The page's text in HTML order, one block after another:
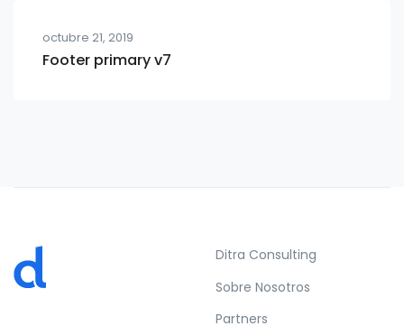
octubre 21, 2019
Footer primary v7
Ditra Consulting
Sobre Nosotros
Partners